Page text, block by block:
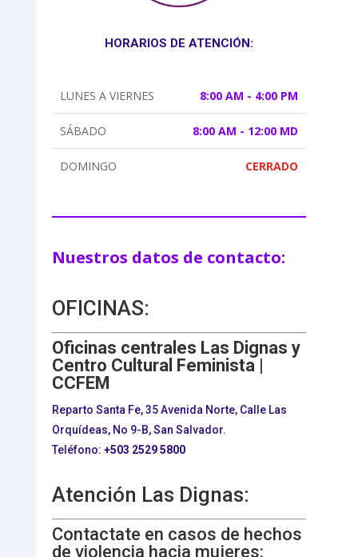
HORARIOS DE ATENCIÓN:
LUNES A VIERNES 8:00 AM - 4:00 PM
SÁBADO 8:00 AM - 12:00 MD
DOMINGO CERRADO
Nuestros datos de contacto:
OFICINAS:
Oficinas centrales Las Dignas y
Centro Cultural Feminista |
CCFEM
Reparto Santa Fe, 35 Avenida Norte, Calle Las
Orquídeas, No 9-B, San Salvador.
Teléfono: +503 2529 5800
Atención Las Dignas:
Contactate en casos de hechos
de violencia hacia mujeres: